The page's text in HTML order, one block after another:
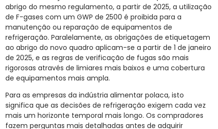
abrigo do mesmo regulamento, a partir de 2025, a utilização
de F-gases com um GWP de 2500 é proibida para a
manutenção ou reparação de equipamentos de
refrigeração. Paralelamente, as obrigações de etiquetagem
ao abrigo do novo quadro aplicam-se a partir de 1 de janeiro
de 2025, e as regras de verificação de fugas são mais
rigorosas através de limiares mais baixos e uma cobertura
de equipamentos mais ampla.
Para as empresas da indústria alimentar polaca, isto
significa que as decisões de refrigeração exigem cada vez
mais um horizonte temporal mais longo. Os compradores
fazem perguntas mais detalhadas antes de adquirir